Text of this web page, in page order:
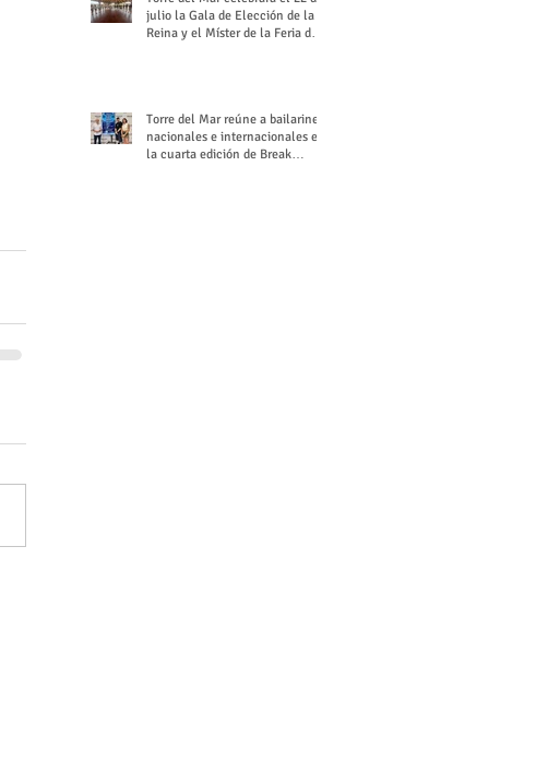
julio la Gala de Elección de la
Reina y el Míster de la Feria de
Torre del Mar reúne a bailarines
nacionales e internacionales en
la cuarta edición de Break